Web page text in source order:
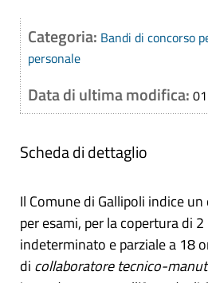
Categoria: Bandi di concorso
personale
Data di ultima modifica:
Scheda di dettaglio
Il Comune di Gallipoli indice
per esami, per la copertura di
indeterminato e parziale a 18
di collaboratore tecnico-